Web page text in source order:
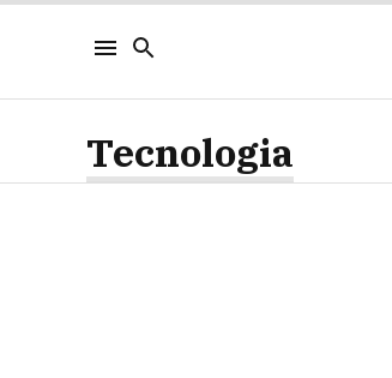
Tecnologia